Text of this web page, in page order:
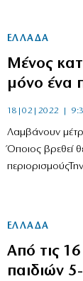
ΕΛΛΑΔΑ
Μένος
μόνο ένα
18|02|2022 |
Λαμβάνουν
Όποιος βρεθεί
ΕΛΛΑΔΑ
Από τις
παιδιών